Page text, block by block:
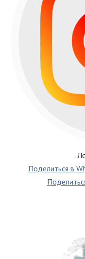
Поделиться в